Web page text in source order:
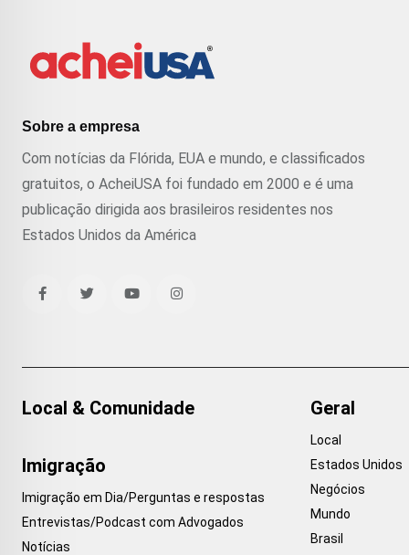
Sobre a empresa
Com notícias da Flórida, EUA e mundo, e classificados
gratuitos, o AcheiUSA foi fundado em 2000 e é uma
publicação dirigida aos brasileiros residentes nos
Estados Unidos da América
Local & Comunidade
Imigração
Imigração em Dia/Perguntas e respostas
Entrevistas/Podcast com Advogados
Notícias
Geral
Local
Estados Unidos
Negócios
Mundo
Brasil